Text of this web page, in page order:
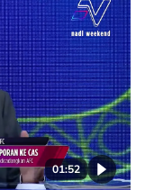
01:52